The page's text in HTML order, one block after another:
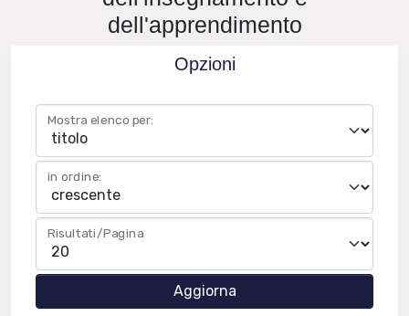
dell'apprendimento
Opzioni
Mostra elenco per:
in ordine:
Risultati/Pagina